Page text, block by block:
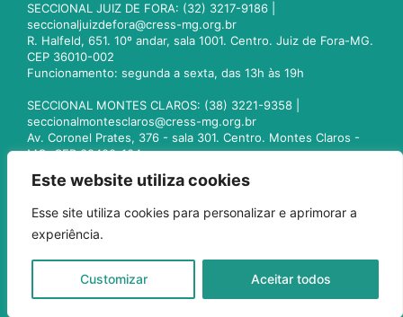
Este website utiliza cookies
Esse site utiliza cookies para personalizar e aprimorar a
experiência.
Customizar Aceitar todos
SECCIONAL JUIZ DE FORA: (32) 3217-9186 |
seccionaljuizdefora@cress-mg.org.br
R. Halfeld, 651. 10º andar, sala 1001. Centro. Juiz de Fora-MG.
CEP 36010-002
Funcionamento: segunda a sexta, das 13h às 19h
SECCIONAL MONTES CLAROS: (38) 3221-9358 |
seccionalmontesclaros@cress-mg.org.br
Av. Coronel Prates, 376 - sala 301. Centro. Montes Claros -
MG. CEP 39400-104
seccionaluberlandia@cress-mg.org.br
Av. Afonso Pena, 547 - sala 101. Uberlândia - MG. CEP